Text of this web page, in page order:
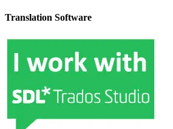
Translation Software